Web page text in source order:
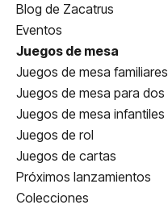
Blog de Zacatrus
Eventos
Juegos de mesa
Juegos de mesa familiares
Juegos de mesa para dos
Juegos de mesa infantiles
Juegos de rol
Juegos de cartas
Próximos lanzamientos
Colecciones